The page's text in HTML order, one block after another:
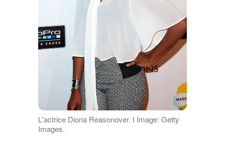
L'actrice Diona Reasonover. I Image: Getty
Images.